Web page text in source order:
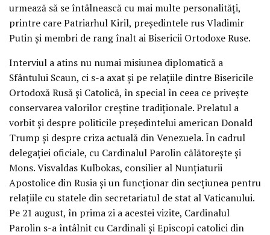
urmează să se întâlnească cu mai multe personalități,
printre care Patriarhul Kiril, președintele rus Vladimir
Putin și membri de rang înalt ai Bisericii Ortodoxe Ruse.
Interviul a atins nu numai misiunea diplomatică a
Sfântului Scaun, ci s-a axat și pe relațiile dintre Bisericile
Ortodoxă Rusă și Catolică, în special în ceea ce privește
conservarea valorilor creștine tradiționale. Prelatul a
vorbit și despre politicile președintelui american Donald
Trump și despre criza actuală din Venezuela. În cadrul
delegației oficiale, cu Cardinalul Parolin călătorește și
Mons. Visvaldas Kulbokas, consilier al Nunțiaturii
Apostolice din Rusia și un funcționar din secțiunea pentru
relațiile cu statele din secretariatul de stat al Vaticanului.
Pe 21 august, în prima zi a acestei vizite, Cardinalul
Parolin s-a întâlnit cu Cardinali și Episcopi catolici din